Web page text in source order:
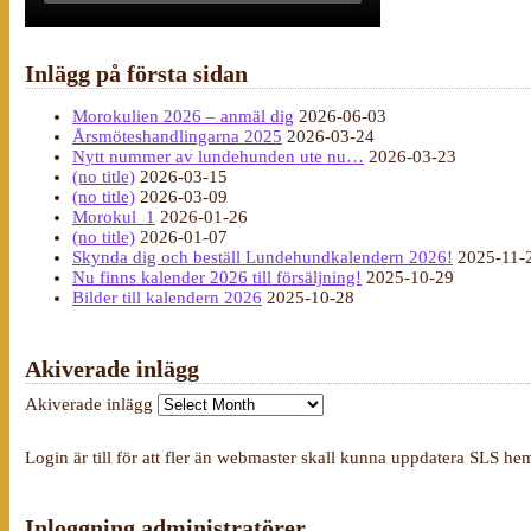
Inlägg på första sidan
Morokulien 2026 – anmäl dig 2026-06-03
Årsmöteshandlingarna 2025 2026-03-24
Nytt nummer av lundehunden ute nu… 2026-03-23
(no title) 2026-03-15
(no title) 2026-03-09
Morokul_1 2026-01-26
(no title) 2026-01-07
Skynda dig och beställ Lundehundkalendern 2026! 2025-11-
Nu finns kalender 2026 till försäljning! 2025-10-29
Bilder till kalendern 2026 2025-10-28
Akiverade inlägg
Akiverade inlägg
Login är till för att fler än webmaster skall kunna uppdatera SLS